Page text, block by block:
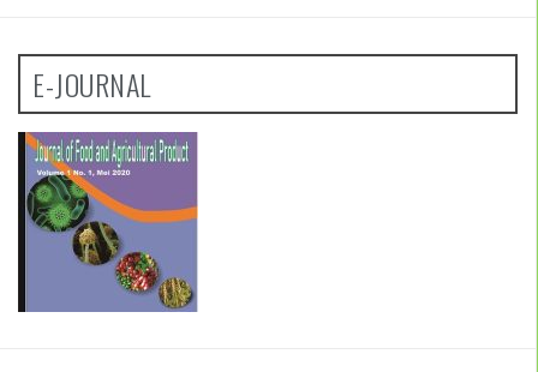
E-JOURNAL